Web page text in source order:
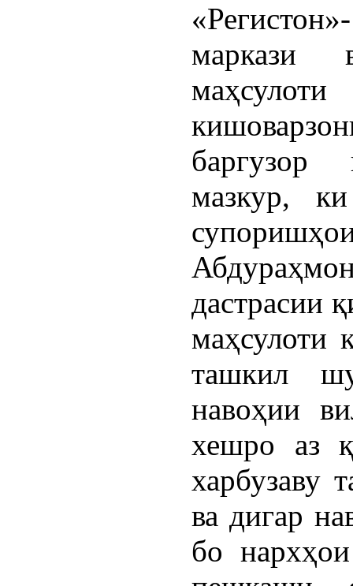
маркази
мазкур,
дастрасии
маҳсулоти
ташкил
навоҳии
хешро аз
харбузаву
ва дигар
бо